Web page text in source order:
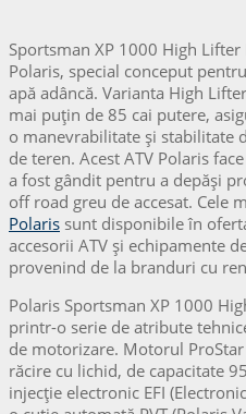
Sportsman XP 1000 High
Polaris, special conceput
apă adâncă. Varianta High
mai puțin de 85 cai putere,
o manevrabilitate și stabilitate
de teren. Acest ATV Polaris
a fost gândit pentru a depăși
off road greu de accesat. Cele
Polaris sunt disponibile în
accesorii ATV și echipamente
provenind de la branduri cu
Polaris Sportsman XP 1000
printr-o serie de atribute
de motorizare. Motorul
răcire cu lichid, de capacitate
injecție electronic EFI